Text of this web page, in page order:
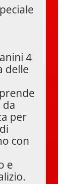
4
delle
per
con
e